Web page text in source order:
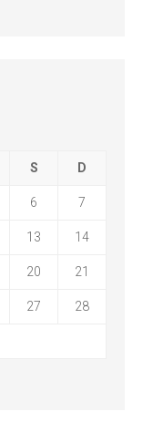
S D
6 7
13 14
20 21
27 28